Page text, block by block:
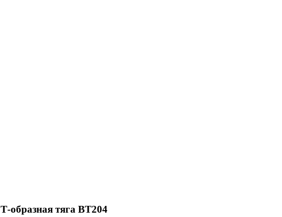
Т-образная тяга BT204